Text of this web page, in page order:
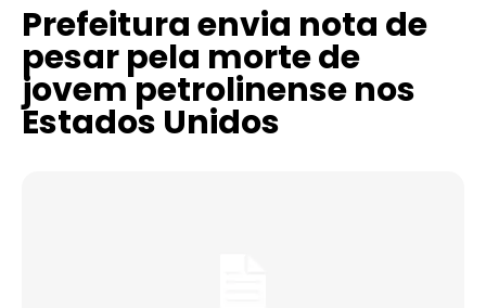
Prefeitura envia nota de
pesar pela morte de
jovem petrolinense nos
Estados Unidos